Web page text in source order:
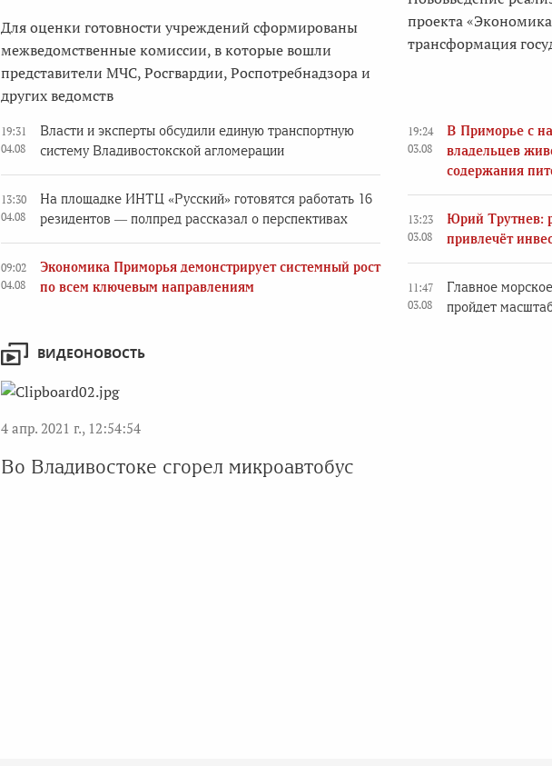
Для оценки готовности учреждений сформированы
межведомственные комиссии, в которые вошли
представители МЧС, Росгвардии, Роспотребнадзора и
других ведомств
проекта
трансформация
19:31
04.08
Власти и эксперты обсудили единую транспортную
систему Владивостокской агломерации
13:30
04.08
На площадке ИНТЦ «Русский» готовятся работать 16
резидентов — полпред рассказал о перспективах
09:02
04.08
Экономика Приморья демонстрирует системный рост
по всем ключевым направлениям
19:24
03.08
В Приморье с
владельцев
содержания
13:23
03.08
Юрий Трутнев:
привлечёт
11:47
03.08
Главное
пройдет
ВИДЕОНОВОСТЬ
4 апр. 2021 г., 12:54:54
Во Владивостоке сгорел микроавтобус